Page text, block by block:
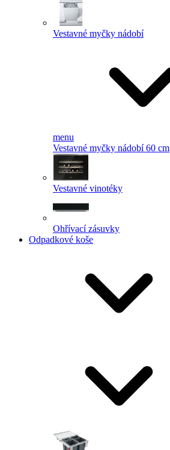
Vestavné myčky nádobí
menu
Vestavné myčky nádobí 60 cm
Vestavné vinotéky
Ohřívací zásuvky
Odpadkové koše